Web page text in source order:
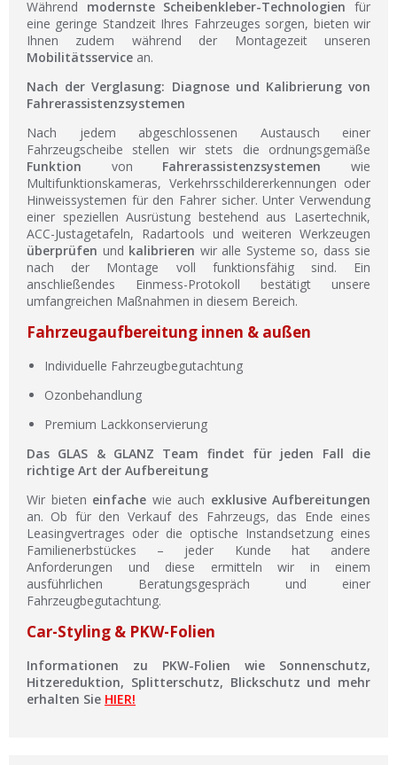
Während modernste Scheibenkleber-Technologien für
eine geringe Standzeit Ihres Fahrzeuges sorgen, bieten wir
Ihnen zudem während der Montagezeit unseren
Mobilitätsservice an.
Nach der Verglasung: Diagnose und Kalibrierung von
Fahrerassistenzsystemen
Nach jedem abgeschlossenen Austausch einer
Fahrzeugscheibe stellen wir stets die ordnungsgemäße
Funktion von Fahrerassistenzsystemen wie
Multifunktionskameras, Verkehrsschildererkennungen oder
Hinweissystemen für den Fahrer sicher. Unter Verwendung
einer speziellen Ausrüstung bestehend aus Lasertechnik,
ACC-Justagetafeln, Radartools und weiteren Werkzeugen
überprüfen und kalibrieren wir alle Systeme so, dass sie
nach der Montage voll funktionsfähig sind. Ein
anschließendes Einmess-Protokoll bestätigt unsere
umfangreichen Maßnahmen in diesem Bereich.
Fahrzeugaufbereitung innen & außen
Individuelle Fahrzeugbegutachtung
Ozonbehandlung
Premium Lackkonservierung
Das GLAS & GLANZ Team findet für jeden Fall die
richtige Art der Aufbereitung
Wir bieten einfache wie auch exklusive Aufbereitungen
an. Ob für den Verkauf des Fahrzeugs, das Ende eines
Leasingvertrages oder die optische Instandsetzung eines
Familienerbstückes – jeder Kunde hat andere
Anforderungen und diese ermitteln wir in einem
ausführlichen Beratungsgespräch und einer
Fahrzeugbegutachtung.
Car-Styling & PKW-Folien
Informationen zu PKW-Folien wie Sonnenschutz,
Hitzereduktion, Splitterschutz, Blickschutz und mehr
erhalten Sie HIER!